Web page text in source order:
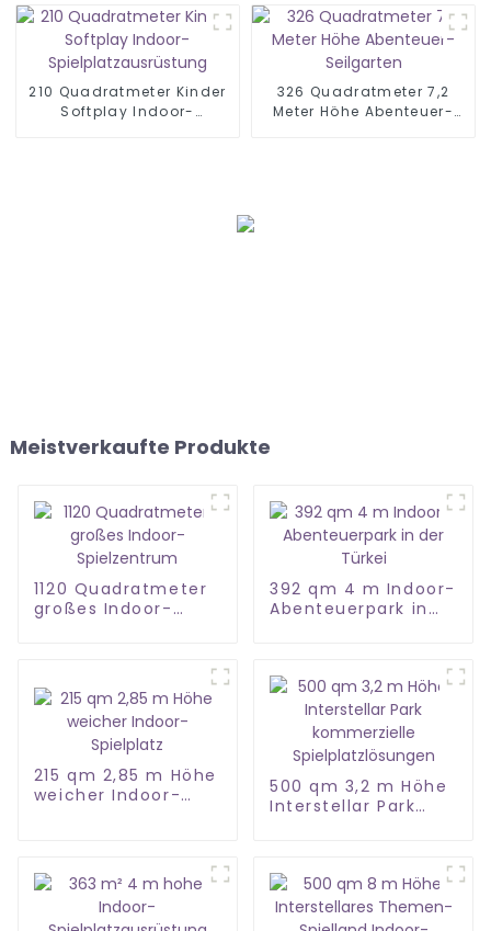
210 Quadratmeter Kinder
Softplay Indoor-
326 Quadratmeter 7,2
Meter Höhe Abenteuer-
Meistverkaufte Produkte
1120 Quadratmeter
großes Indoor-
392 qm 4 m Indoor-
Abenteuerpark in
215 qm 2,85 m Höhe
weicher Indoor-
500 qm 3,2 m Höhe
Interstellar Park